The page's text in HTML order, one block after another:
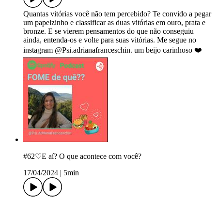
Quantas vitórias você não tem percebido? Te convido a pegar
um papelzinho e classificar as duas vitórias em ouro, prata e
bronze. E se vierem pensamentos do que não conseguiu
ainda, entenda-os e volte para suas vitórias. Me segue no
instagram @Psi.adrianafranceschin. um beijo carinhoso ❤️
#62♡E aí? O que acontece com você?
17/04/2024
5min